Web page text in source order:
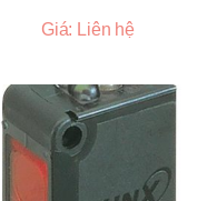
Giá: Liên hệ